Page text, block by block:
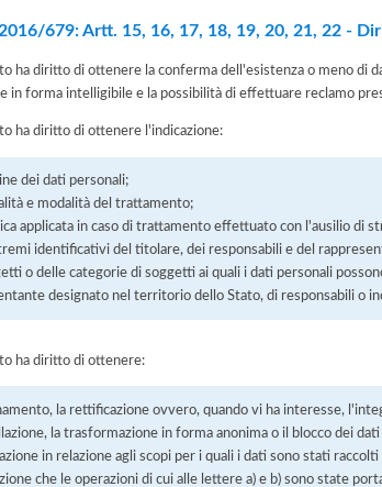
679: Artt. 15, 16, 17, 18, 19, 20, 21, 22 -
ha diritto di ottenere la conferma dell'esistenza o meno di
in forma intelligibile e la possibilità di effettuare reclamo
ha diritto di ottenere l'indicazione:
dei dati personali;
e modalità del trattamento;
applicata in caso di trattamento effettuato con l'ausilio di
identificativi del titolare, dei responsabili e del
o delle categorie di soggetti ai quali i dati personali
designato nel territorio dello Stato, di responsabili o
ha diritto di ottenere:
la rettificazione ovvero, quando vi ha interesse,
la trasformazione in forma anonima o il blocco dei
in relazione agli scopi per i quali i dati sono stati
che le operazioni di cui alle lettere a) e b) sono state